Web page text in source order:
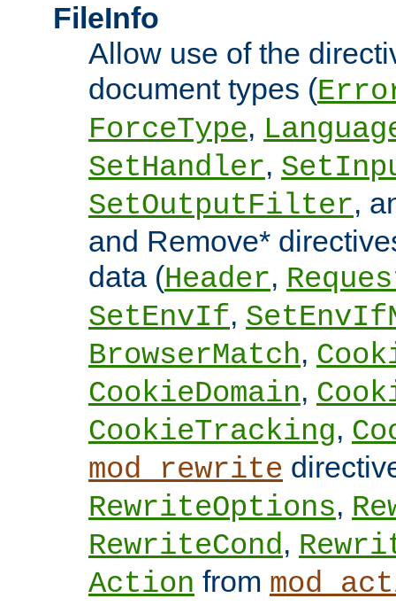
FileInfo
Allow use of the
document types (
ForceType,
SetHandler,
SetOutputFilter,
and Remove*
data (Header,
SetEnvIf,
BrowserMatch,
CookieDomain,
CookieTracking,
mod_rewrite
RewriteOptions,
RewriteCond,
Action from